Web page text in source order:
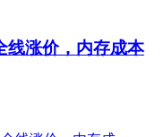
线涨价，内存成本